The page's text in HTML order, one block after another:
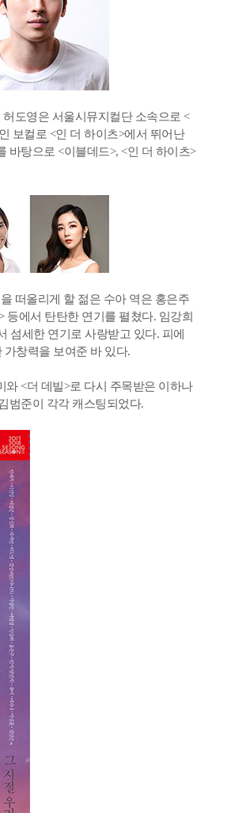
도영은 서울시뮤지컬단 소속으로 <
보컬로 <인 더 하이츠>에서 뛰어난
바탕으로 <이블데드>, <인 더 하이츠>
떠올리게 할 젊은 수아 역은 홍은주
등에서 탄탄한 연기를 펼쳤다. 임강희
섬세한 연기로 사랑받고 있다. 피에
창력을 보여준 바 있다.
<더 데빌>로 다시 주목받은 이하나
범준이 각각 캐스팅되었다.